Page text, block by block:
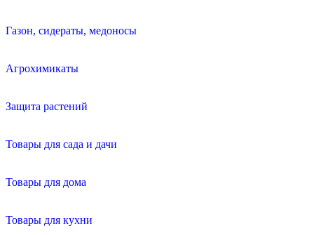
Газон, сидераты, медоносы
Агрохимикаты
Защита растений
Товары для сада и дачи
Товары для дома
Товары для кухни